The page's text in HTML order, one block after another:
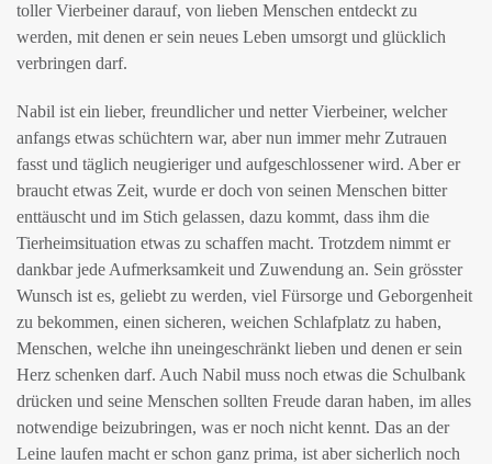
toller Vierbeiner darauf, von lieben Menschen entdeckt zu
werden, mit denen er sein neues Leben umsorgt und glücklich
verbringen darf.
Nabil ist ein lieber, freundlicher und netter Vierbeiner, welcher
anfangs etwas schüchtern war, aber nun immer mehr Zutrauen
fasst und täglich neugieriger und aufgeschlossener wird. Aber er
braucht etwas Zeit, wurde er doch von seinen Menschen bitter
enttäuscht und im Stich gelassen, dazu kommt, dass ihm die
Tierheimsituation etwas zu schaffen macht. Trotzdem nimmt er
dankbar jede Aufmerksamkeit und Zuwendung an. Sein grösster
Wunsch ist es, geliebt zu werden, viel Fürsorge und Geborgenheit
zu bekommen, einen sicheren, weichen Schlafplatz zu haben,
Menschen, welche ihn uneingeschränkt lieben und denen er sein
Herz schenken darf. Auch Nabil muss noch etwas die Schulbank
drücken und seine Menschen sollten Freude daran haben, im alles
notwendige beizubringen, was er noch nicht kennt. Das an der
Leine laufen macht er schon ganz prima, ist aber sicherlich noch